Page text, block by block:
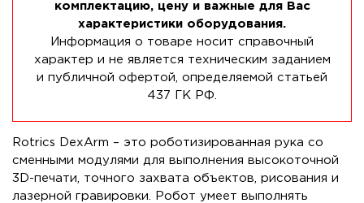
комплектацию, цену и важные для Вас
характеристики оборудования.
Информация о товаре носит справочный
характер и не является техническим заданием
и публичной офертой, определяемой статьей
437 ГК РФ.
Rotrics DexArm – это роботизированная рука со
сменными модулями для выполнения высокоточной
3D-печати, точного захвата объектов, рисования и
лазерной гравировки. Робот умеет выполнять